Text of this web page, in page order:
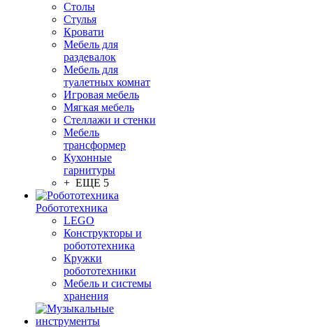
Столы
Cтулья
Кровати
Мебель для
раздевалок
Мебель для
туалетных комнат
Игровая мебель
Мягкая мебель
Стеллажи и стенки
Мебель
трансформер
Кухонные
гарнитуры
+ ЕЩЕ 5
Робототехника
LEGO
Конструкторы и
робототехника
Кружки
робототехники
Мебель и системы
хранения